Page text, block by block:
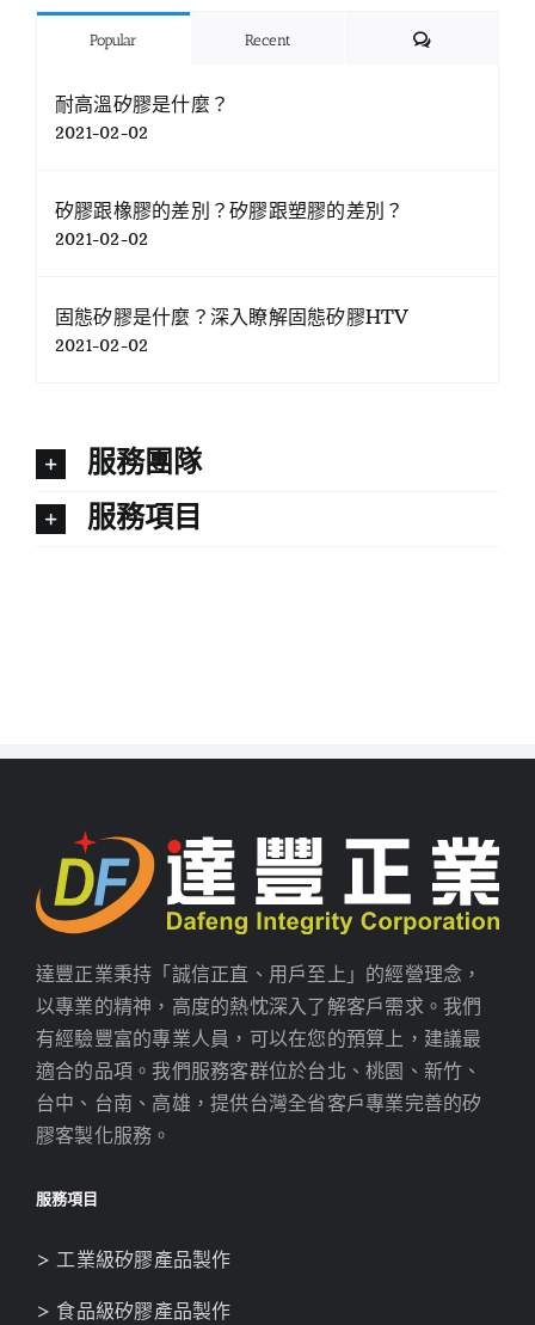
Popular Recent Comments
耐高溫矽膠是什麼？
2021-02-02
矽膠跟橡膠的差別？矽膠跟塑膠的差別？
2021-02-02
固態矽膠是什麼？深入瞭解固態矽膠HTV
2021-02-02
服務團隊
服務項目
達豐正業秉持「誠信正直、用戶至上」的經營理念，
以專業的精神，高度的熱忱深入了解客戶需求。我們
有經驗豐富的專業人員，可以在您的預算上，建議最
適合的品項。我們服務客群位於台北、桃園、新竹、
台中、台南、高雄，提供台灣全省客戶專業完善的矽
膠客製化服務。
服務項目
> 工業級矽膠產品製作
> 食品級矽膠產品製作